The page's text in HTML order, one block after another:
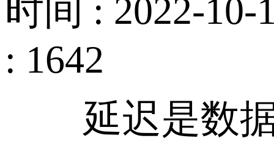
时间 : 2022-10-
: 1642
延迟是数据